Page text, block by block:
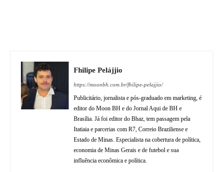
Fhilipe Pelájjio
https://moonbh.com.br/fhilipe-pelajjio/
Publicitário, jornalista e pós-graduado em marketing, é
editor do Moon BH e do Jornal Aqui de BH e
Brasília. Já foi editor do Bhaz, tem passagem pela
Itatiaia e parcerias com R7, Correio Braziliense e
Estado de Minas. Especialista na cobertura de política,
economia de Minas Gerais e de futebol e sua
influência econômica e política.